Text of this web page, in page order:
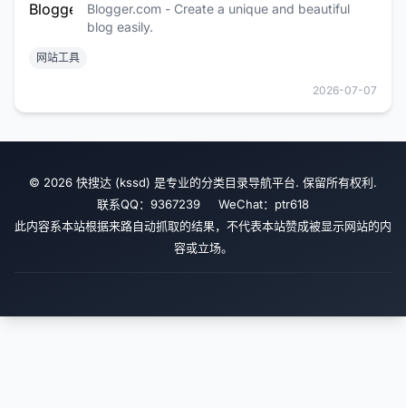
Blogger.com - Create a unique and beautiful
blog easily.
网站工具
2026-07-07
© 2026 快搜达 (kssd) 是专业的分类目录导航平台. 保留所有权利.
联系QQ：9367239 WeChat：ptr618
此内容系本站根据来路自动抓取的结果，不代表本站赞成被显示网站的内
容或立场。